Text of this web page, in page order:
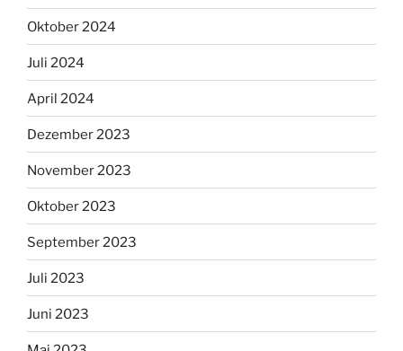
Oktober 2024
Juli 2024
April 2024
Dezember 2023
November 2023
Oktober 2023
September 2023
Juli 2023
Juni 2023